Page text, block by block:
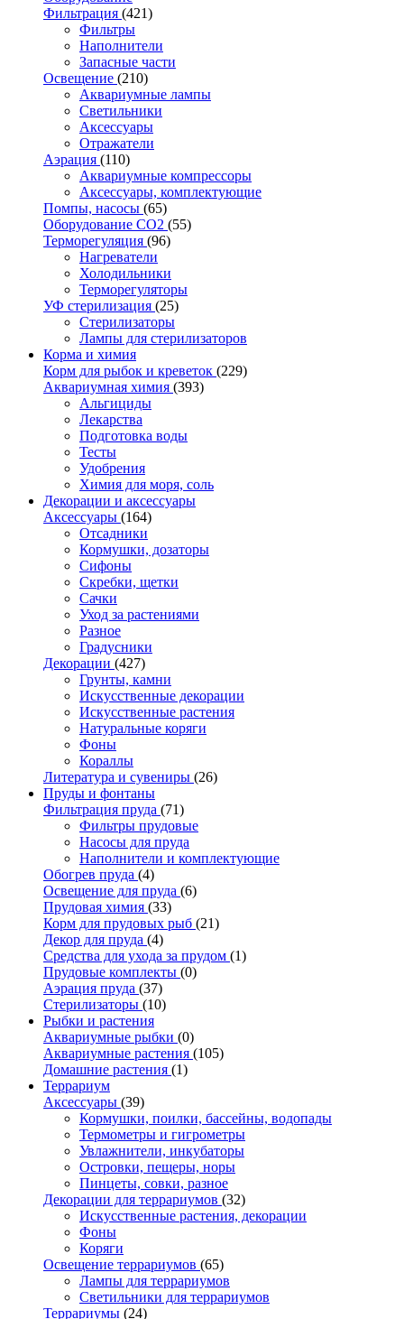
Фильтрация (421)
Фильтры
Наполнители
Запасные части
Освещение (210)
Аквариумные лампы
Светильники
Аксессуары
Отражатели
Аэрация (110)
Аквариумные компрессоры
Аксессуары, комплектующие
Помпы, насосы (65)
Оборудование CO2 (55)
Терморегуляция (96)
Нагреватели
Холодильники
Терморегуляторы
УФ стерилизация (25)
Стерилизаторы
Лампы для стерилизаторов
Корма и химия
Корм для рыбок и креветок (229)
Аквариумная химия (393)
Альгициды
Лекарства
Подготовка воды
Тесты
Удобрения
Химия для моря, соль
Декорации и аксессуары
Аксессуары (164)
Отсадники
Кормушки, дозаторы
Сифоны
Скребки, щетки
Сачки
Уход за растениями
Разное
Градусники
Декорации (427)
Грунты, камни
Искусственные декорации
Искусственные растения
Натуральные коряги
Фоны
Кораллы
Литература и сувениры (26)
Пруды и фонтаны
Фильтрация пруда (71)
Фильтры прудовые
Насосы для пруда
Наполнители и комплектующие
Обогрев пруда (4)
Освещение для пруда (6)
Прудовая химия (33)
Корм для прудовых рыб (21)
Декор для пруда (4)
Средства для ухода за прудом (1)
Прудовые комплекты (0)
Аэрация пруда (37)
Стерилизаторы (10)
Рыбки и растения
Аквариумные рыбки (0)
Аквариумные растения (105)
Домашние растения (1)
Террариум
Аксессуары (39)
Кормушки, поилки, бассейны, водопады
Термометры и гигрометры
Увлажнители, инкубаторы
Островки, пещеры, норы
Пинцеты, совки, разное
Декорации для террариумов (32)
Искусственные растения, декорации
Фоны
Коряги
Освещение террариумов (65)
Лампы для террариумов
Светильники для террариумов
Террариумы (24)